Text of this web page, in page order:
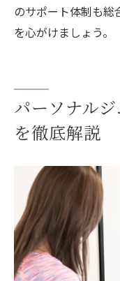
のサポート体制も総
を心がけましょう。
パーソナル
を徹底解説